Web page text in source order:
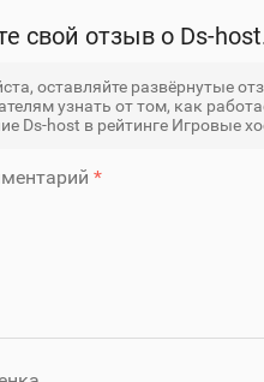
свой отзыв о Ds-
оставляйте развёрнутые
узнать от том, как
Ds-host в рейтинге Игровые